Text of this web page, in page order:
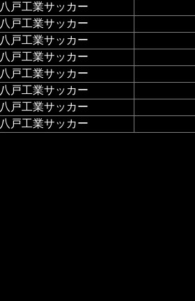
八戸工業サッカー
八戸工業サッカー
八戸工業サッカー
八戸工業サッカー
八戸工業サッカー
八戸工業サッカー
八戸工業サッカー
八戸工業サッカー